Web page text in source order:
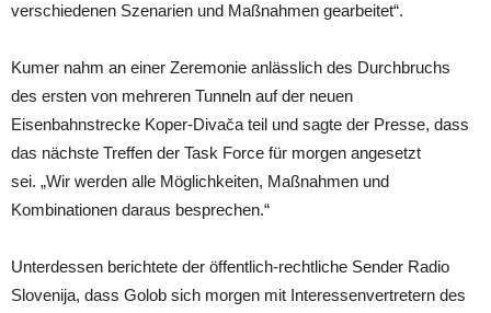
verschiedenen Szenarien und Maßnahmen gearbeitet“.
Kumer nahm an einer Zeremonie anlässlich des Durchbruchs
des ersten von mehreren Tunneln auf der neuen
Eisenbahnstrecke Koper-Divača teil und sagte der Presse, dass
das nächste Treffen der Task Force für morgen angesetzt
sei. „Wir werden alle Möglichkeiten, Maßnahmen und
Kombinationen daraus besprechen.“
Unterdessen berichtete der öffentlich-rechtliche Sender Radio
Slovenija, dass Golob sich morgen mit Interessenvertretern des